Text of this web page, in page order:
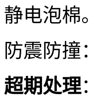
静电泡棉。
防震防撞
超期处理